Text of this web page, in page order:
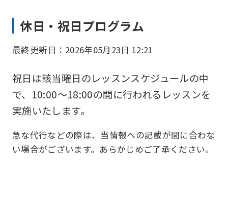
休日・祝日プログラム
最終更新日：2026年05月23日 12:21
祝日は該当曜日のレッスンスケジュールの中
で、10:00～18:00の間に行われるレッスンを
実施いたします。
急な代行などの際は、当情報への記載が間に合わな
い場合がございます。あらかじめご了承ください。